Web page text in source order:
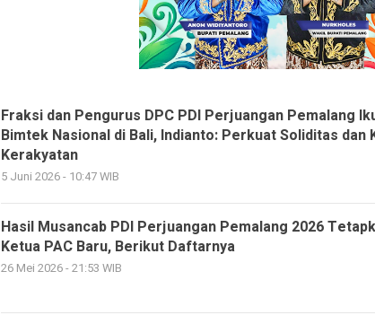
Fraksi dan Pengurus DPC PDI Perjuangan Pemalang
Bimtek Nasional di Bali, Indianto: Perkuat Soliditas dan
Kerakyatan
5 Juni 2026 - 10:47 WIB
Hasil Musancab PDI Perjuangan Pemalang 2026
Ketua PAC Baru, Berikut Daftarnya
26 Mei 2026 - 21:53 WIB